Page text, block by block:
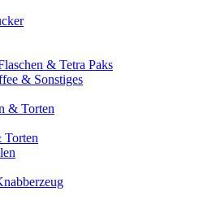
& Tetra Paks
& Sonstiges
& Torten
Torten